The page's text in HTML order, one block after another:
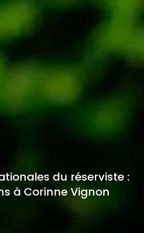
du réserviste :
à Corinne Vignon